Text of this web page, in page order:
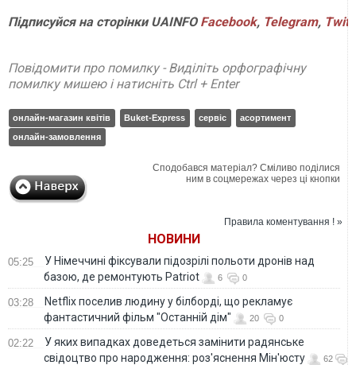
ПідписуйсянасторінкиUAINFO Facebook, Telegram,
Повідомити про помилку - Виділіть орфографічну
помилку мишею і натисніть Ctrl + Enter
онлайн-магазин квітів Buket-Express сервіс
асортимент
онлайн-замовлення
Сподобався матеріал? Сміливо поділися
ним в соцмережах через ці кнопки
Правила коментування ! »
НОВИНИ
05:25
У Німеччині фіксували підозрілі польоти дронів над
базою, де ремонтують Patriot
6 0
03:28
Netflix поселив людину у білборді, що рекламує
фантастичний фільм "Останній дім"
20 0
02:22
У яких випадках доведеться замінити радянське
свідоцтво про народження: роз'яснення Мін'юсту
62